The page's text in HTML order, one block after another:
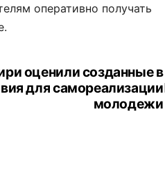
оперативно получать
оценили созданные в
для самореализации
молодежи